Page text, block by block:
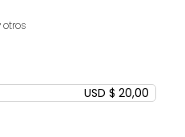
otros
USD $ 20,00